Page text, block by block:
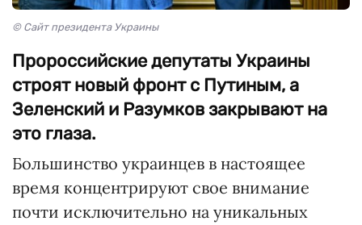
© Сайт президента Украины
Пророссийские депутаты Украины
строят новый фронт с Путиным, а
Зеленский и Разумков закрывают на
это глаза.
Большинство украинцев в настоящее
время концентрируют свое внимание
почти исключительно на уникальных